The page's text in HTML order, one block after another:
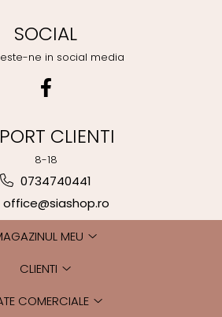
SOCIAL
ne in social media
CLIENTI
8-18
0734740441
office@siashop.ro
MEU
CLIENTI
COMERCIALE